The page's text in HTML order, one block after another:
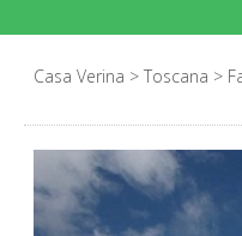
Casa Verina > Toscana >